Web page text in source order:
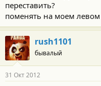
переставить?
поменять на моем левом
rush1101
бывалый
31 Окт 2012